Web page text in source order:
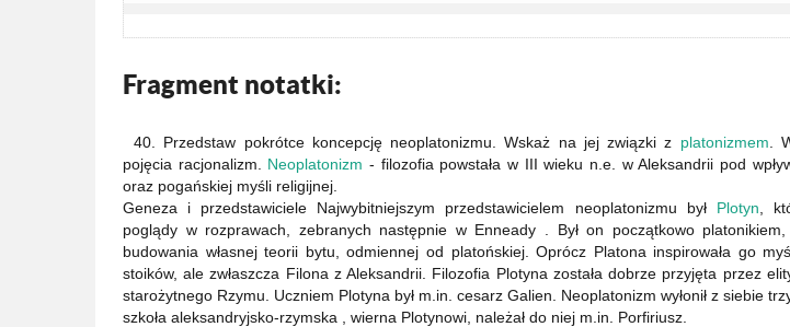
Fragment notatki:
40. Przedstaw pokrótce koncepcję neoplatonizmu. Wskaż na jej związki z platonizmem .
pojęcia racjonalizm. Neoplatonizm - filozofia powstała w III wieku n.e. w Aleksandrii pod
oraz pogańskiej myśli religijnej.
Geneza i przedstawiciele Najwybitniejszym przedstawicielem neoplatonizmu był Plotyn ,
poglądy w rozprawach, zebranych następnie w Enneady . Był on początkowo
budowania własnej teorii bytu, odmiennej od platońskiej. Oprócz Platona inspirowała go
stoików, ale zwłaszcza Filona z Aleksandrii. Filozofia Plotyna została dobrze przyjęta przez
starożytnego Rzymu. Uczniem Plotyna był m.in. cesarz Galien. Neoplatonizm wyłonił z siebie
szkoła aleksandryjsko-rzymska , wierna Plotynowi, należał do niej m.in. Porfiriusz.